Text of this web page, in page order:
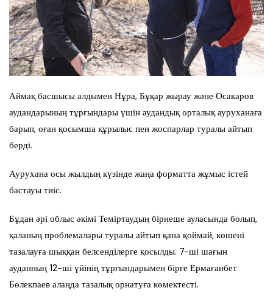
Аймақ басшысы алдымен Нұра, Бұқар жырау және Осакаров
аудандарының тұрғындары үшін аудандық орталық ауруханаға
барып, оған қосымша құрылыс пен жоспарлар туралы айтып
берді.
Аурухана осы жылдың күзінде жаңа форматта жұмыс істей
бастауы тиіс.
Бұдан әрі облыс әкімі Теміртаудың бірнеше ауласында болып,
қаланың проблемалары туралы айтып қана қоймай, көшені
тазалауға шыққан белсенділерге қосылды. 7-ші шағын
ауданның 12-ші үйінің тұрғындарымен бірге Ермағанбет
Бөлекпаев алаңда тазалық орнатуға көмектесті.